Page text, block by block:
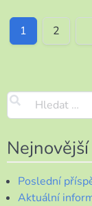
1 2
Poslední
Aktuální